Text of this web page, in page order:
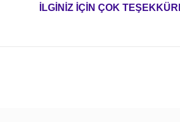
İLGİNİZ İÇİN ÇOK